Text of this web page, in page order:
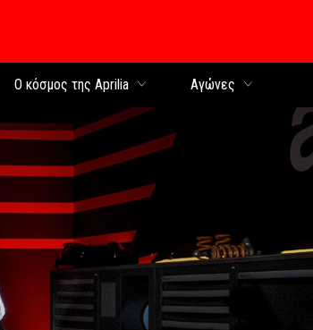
Ο κόσμος της Aprilia Αγώνες